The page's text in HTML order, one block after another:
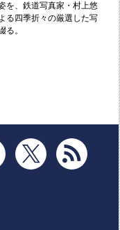
を、鉄道写真家・村上悠
る四季折々の厳選した写
る。